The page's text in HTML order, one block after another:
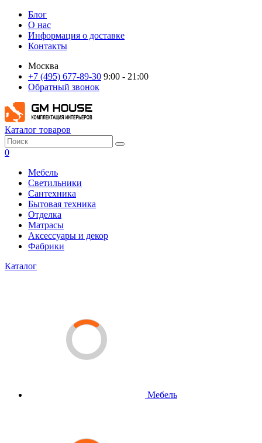
Блог
О нас
Информация о доставке
Контакты
Москва
+7 (495) 677-89-30 9:00 - 21:00
Обратный звонок
Каталог товаров
0
Мебель
Светильники
Сантехника
Бытовая техника
Отделка
Матрасы
Аксессуары и декор
Фабрики
Каталог
Мебель